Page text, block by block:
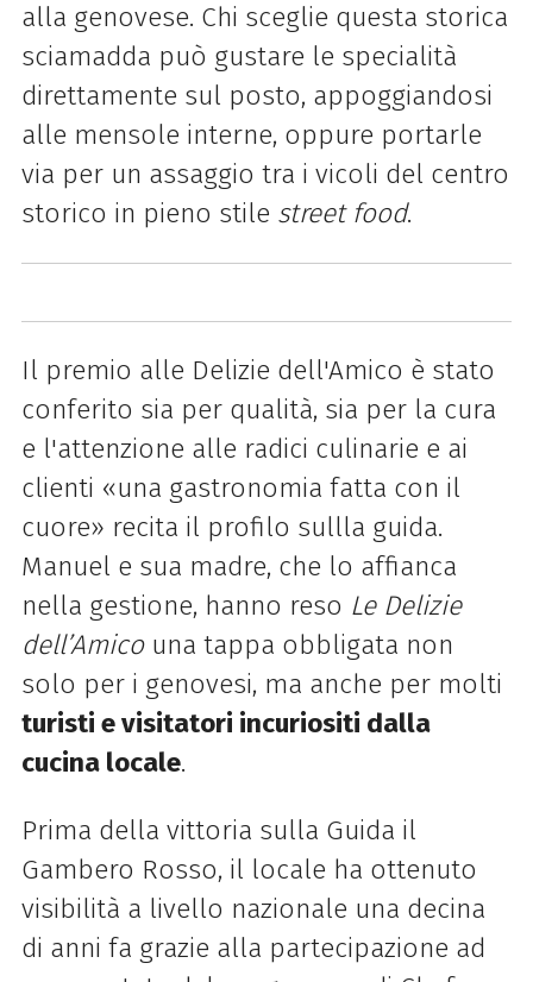
alla genovese. Chi sceglie questa storica
sciamadda può gustare le specialità
direttamente sul posto, appoggiandosi
alle mensole interne, oppure portarle
via per un assaggio tra i vicoli del centro
storico in pieno stile street food.
Il premio alle Delizie dell'Amico è stato
conferito sia per qualità, sia per la cura
e l'attenzione alle radici culinarie e ai
clienti «una gastronomia fatta con il
cuore» recita il profilo sullla guida.
Manuel e sua madre, che lo affianca
nella gestione, hanno reso Le Delizie
dell’Amicouna tappa obbligata non
solo per i genovesi, ma anche per molti
turisti e visitatori incuriositi dalla
cucina locale.
Prima della vittoria sulla Guida il
Gambero Rosso, il locale ha ottenuto
visibilità a livello nazionale una decina
di anni fa grazie alla partecipazione ad